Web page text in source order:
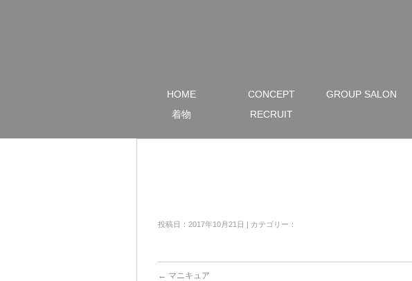
HOME CONCEPT GROUP SALON
着物
RECRUIT
投稿日：2017年10月21日 | カテゴリー：
← マニキュア